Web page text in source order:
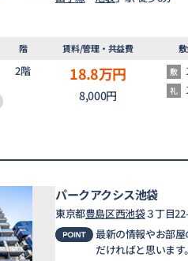
階 賃料/管理・共益費
2階 18.8万円
8,000円
敷
礼
パークアクシス池袋
東京都豊島区西池袋３丁目
最新の情報やお部
だければと思います。